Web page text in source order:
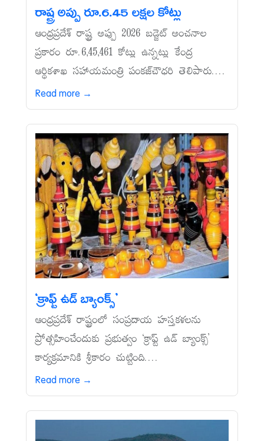
రాష్ట్ర అప్పు రూ.6.45 లక్షల కోట్లు
ఆంధ్రప్రదేశ్‌ రాష్ట్ర అప్పు 2026 బడ్జెట్‌ అంచనాల
ప్రకారం రూ.6,45,461 కోట్లు ఉన్నట్లు కేంద్ర
ఆర్థికశాఖ సహాయమంత్రి పంకజ్‌చౌధరి తెలిపారు....
Read more →
‘క్రాఫ్ట్‌ ఉడ్‌ బ్యాంక్స్‌’
ఆంధ్రప్రదేశ్‌ రాష్ట్రంలో సంప్రదాయ హస్తకళలను
ప్రోత్సహించేందుకు ప్రభుత్వం ‘క్రాఫ్ట్‌ ఉడ్‌ బ్యాంక్స్‌’
కార్యక్రమానికి శ్రీకారం చుట్టింది....
Read more →